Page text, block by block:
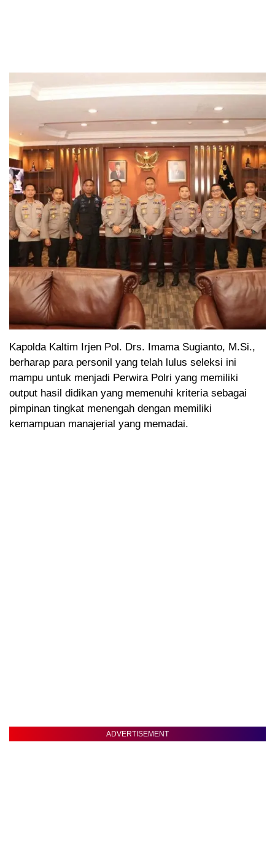
Kapolda Kaltim Irjen Pol. Drs. Imama Sugianto, M.Si.,
berharap para personil yang telah lulus seleksi ini
mampu untuk menjadi Perwira Polri yang memiliki
output hasil didikan yang memenuhi kriteria sebagai
pimpinan tingkat menengah dengan memiliki
kemampuan manajerial yang memadai.
ADVERTISEMENT